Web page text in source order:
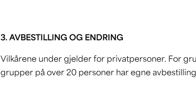
3. AVBESTILLING OG ENDRING
Vilkårene under gjelder for privatpersoner. For
grupper på over 20 personer har egne